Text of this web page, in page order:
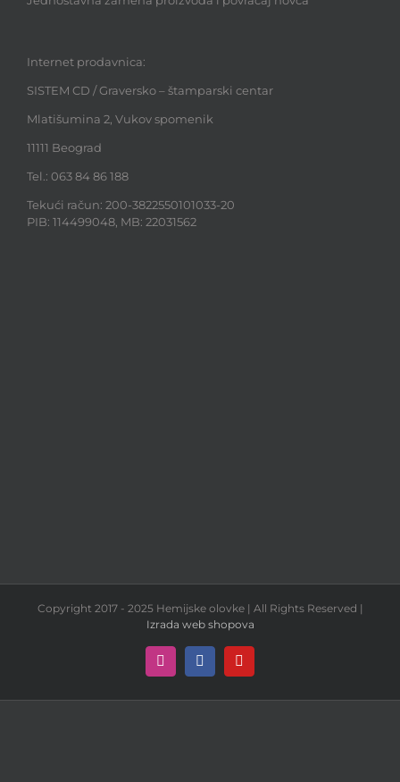
Internet prodavnica:
SISTEM CD / Graversko – štamparski centar
Mlatišumina 2, Vukov spomenik
11111 Beograd
Tel.: 063 84 86 188
Tekući račun: 200-3822550101033-20
PIB: 114499048, MB: 22031562
Copyright 2017 - 2025 Hemijske olovke | All Rights Reserved |
Izrada web shopova
InstagramFacebookYouTube